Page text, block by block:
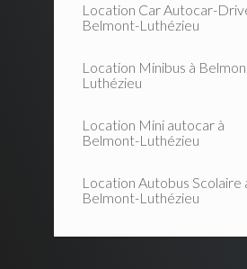
Location Car Autocar-
Belmont-Luthézieu
Location Minibus à
Luthézieu
Location Mini autocar à
Belmont-Luthézieu
Location Autobus Scolaire
Belmont-Luthézieu